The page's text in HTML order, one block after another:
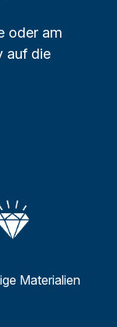
oder am
auf die
Materialien